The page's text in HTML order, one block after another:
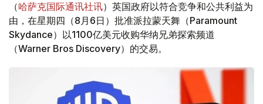
（哈萨克国际通讯社讯）英国政府以符合竞争和公共利益为
由，在星期四（8月6日）批准派拉蒙天舞（Paramount
Skydance）以1100亿美元收购华纳兄弟探索频道
（Warner Bros Discovery）的交易。